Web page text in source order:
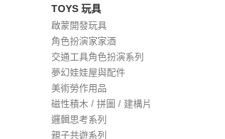
TOYS 玩具
啟蒙開發玩具
角色扮演家家酒
交通工具角色扮演系列
夢幻娃娃屋與配件
美術勞作用品
磁性積木 / 拼圖 / 建構片
邏輯思考系列
親子共遊系列